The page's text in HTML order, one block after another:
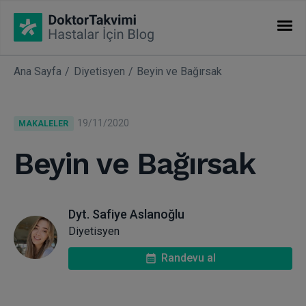
İHTISASLAR
Uzmanlıklar
Ana Sayfa Diyetisyen Beyin ve Bağırsak
MAKALELER 19/11/2020
Beyin ve Bağırsak
Dyt. Safiye Aslanoğlu
Diyetisyen
Randevu al